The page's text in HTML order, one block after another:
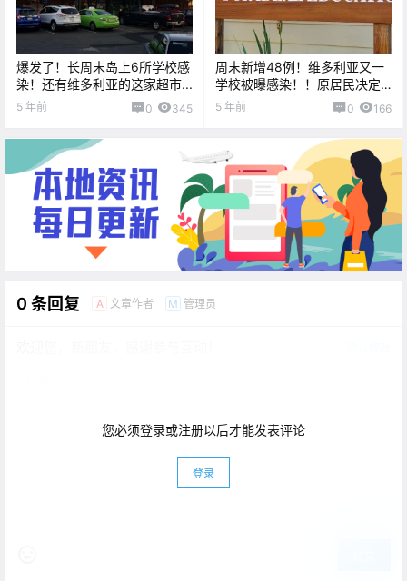
爆发了！长周末岛上6所学校感
染！还有维多利亚的这家超市...
5 年前 0 345
周末新增48例！维多利亚又一
学校被曝感染！！原居民决定
全面封锁控制疫情！！
5 年前 0 166
0 条回复 A 文章作者 M 管理员
您必须登录或注册以后才能发表评论
登录